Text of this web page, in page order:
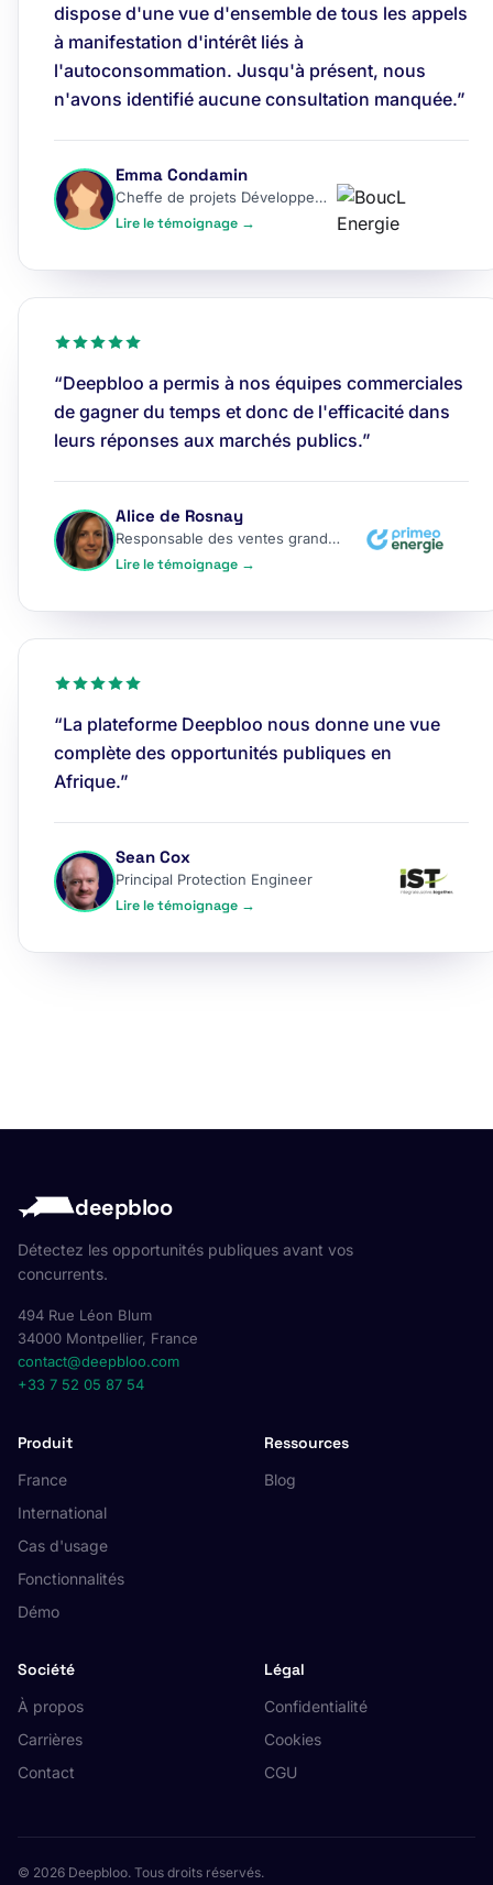
dispose d'une vue d'ensemble de tous les appels
à manifestation d'intérêt liés à
l'autoconsommation. Jusqu'à présent, nous
n'avons identifié aucune consultation manquée.”
Emma Condamin
Cheffe de projets Développement
Lire le témoignage →
“Deepbloo a permis à nos équipes commerciales
de gagner du temps et donc de l'efficacité dans
leurs réponses aux marchés publics.”
Alice de Rosnay
Responsable des ventes grands comptes
Lire le témoignage →
“La plateforme Deepbloo nous donne une vue
complète des opportunités publiques en
Afrique.”
Sean Cox
Principal Protection Engineer
Lire le témoignage →
deepbloo
Détectez les opportunités publiques avant vos
concurrents.
494 Rue Léon Blum
34000 Montpellier, France
contact@deepbloo.com
+33 7 52 05 87 54
Produit
France
International
Cas d'usage
Fonctionnalités
Démo
Ressources
Blog
Société
À propos
Carrières
Contact
Légal
Confidentialité
Cookies
CGU
© 2026 Deepbloo. Tous droits réservés.